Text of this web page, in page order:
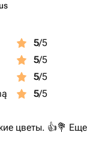
5/5
5/5
5/5
5/5
цветы. 👍💐